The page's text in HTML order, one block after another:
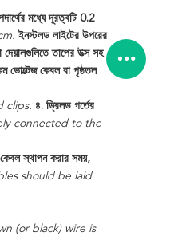
মধ্যে দূরত্বটি 0.2
ইনস্টলড লাইটের উপরের
দেয়ালগুলিতে তাপের উত্স সহ
ভোল্টেজ কেবল বা পৃষ্ঠতল
clips. ৪. ড্রিলড গর্তের
connected to the
স্থাপন করার সময়,
should be laid
(or black) wire is